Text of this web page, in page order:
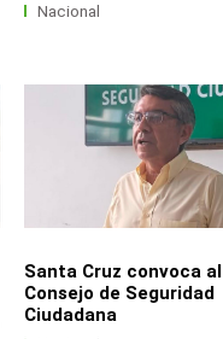
Nacional
Santa Cruz convoca al
Consejo de Seguridad
Ciudadana